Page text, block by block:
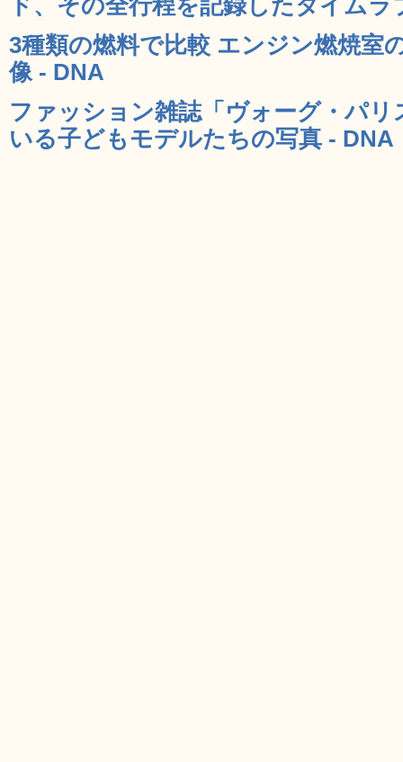
3種類の燃料で比較 エンジン燃焼室
像 - DNA
ファッション雑誌「ヴォーグ・パ
いる子どもモデルたちの写真 - DNA